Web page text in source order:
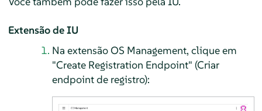
Extensão de IU
Na extensão OS Management, clique em
"Create Registration Endpoint" (Criar
endpoint de registro):